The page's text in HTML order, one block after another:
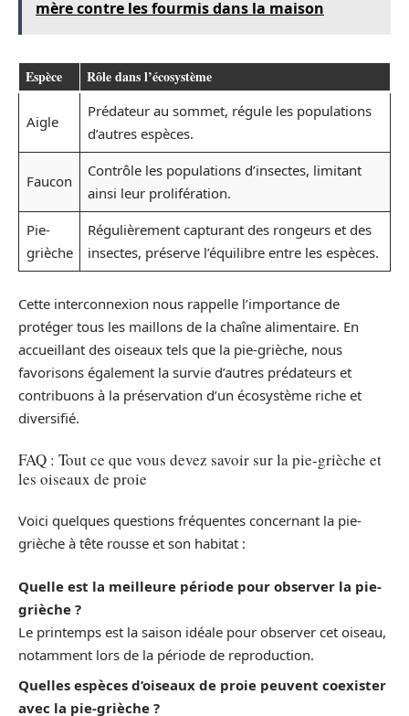
mère contre les fourmis dans la maison
Espèce Rôle dans l’écosystème
Aigle
Prédateur au sommet, régule les populations
d’autres espèces.
Faucon
Contrôle les populations d’insectes, limitant
ainsi leur prolifération.
Pie-
grièche
Régulièrement capturant des rongeurs et des
insectes, préserve l’équilibre entre les espèces.
Cette interconnexion nous rappelle l’importance de
protéger tous les maillons de la chaîne alimentaire. En
accueillant des oiseaux tels que la pie-grièche, nous
favorisons également la survie d’autres prédateurs et
contribuons à la préservation d’un écosystème riche et
diversifié.
FAQ : Tout ce que vous devez savoir sur la pie-grièche et
les oiseaux de proie
Voici quelques questions fréquentes concernant la pie-
grièche à tête rousse et son habitat :
Quelle est la meilleure période pour observer la pie-
grièche ?
Le printemps est la saison idéale pour observer cet oiseau,
notamment lors de la période de reproduction.
Quelles espèces d’oiseaux de proie peuvent coexister
avec la pie-grièche ?